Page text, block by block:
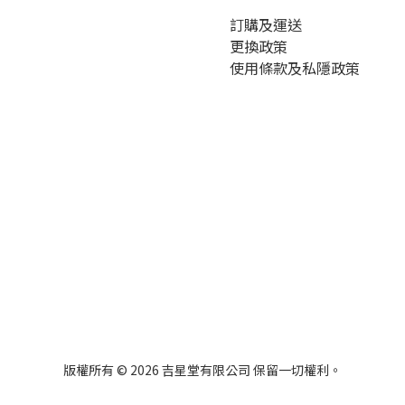
訂購及運送
更換政策
使用條款及私隱政策
版權所有 © 2026 吉星堂有限公司 保留一切權利。